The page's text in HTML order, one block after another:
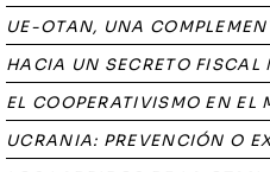
UE-OTAN, UNA
HACIA UN SECRETO FISCAL
EL COOPERATIVISMO EN EL
UCRANIA: PREVENCIÓN O